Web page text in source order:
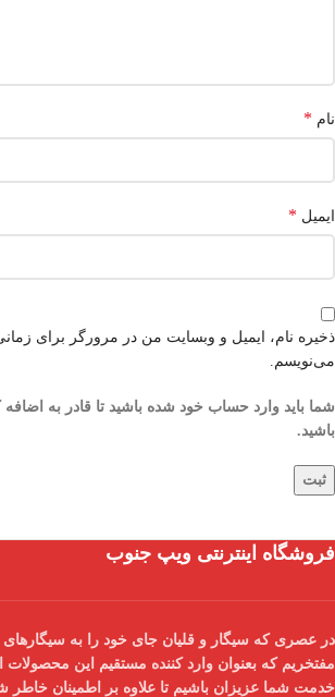
نام *
ایمیل *
ذخیره نام، ایمیل و وبسایت من در مرورگر برای
می‌نویسم.
شما باید وارد حساب خود شده باشید تا قادر به
باشید.
فروشگاه اینترنتی ویپ جنوب
در عصری که سیگار و قلیان جای خود را به سیگارهای
مفتخریم که بعنوان وارد کننده مستقیم این محصولات
خدمت شما عزیزان باشیم تا علاوه بر اطمینان خاطر